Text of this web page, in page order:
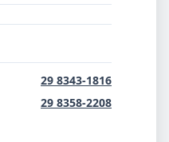
29 8343-1816
29 8358-2208